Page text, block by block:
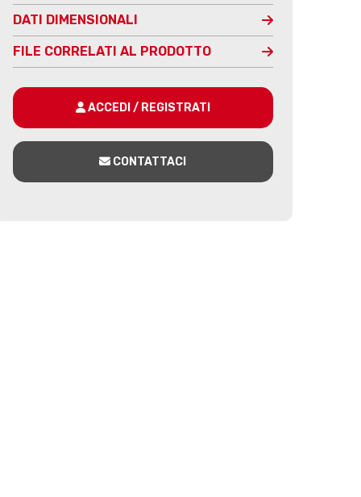
DATI DIMENSIONALI
FILE CORRELATI AL PRODOTTO
ACCEDI / REGISTRATI
CONTATTACI